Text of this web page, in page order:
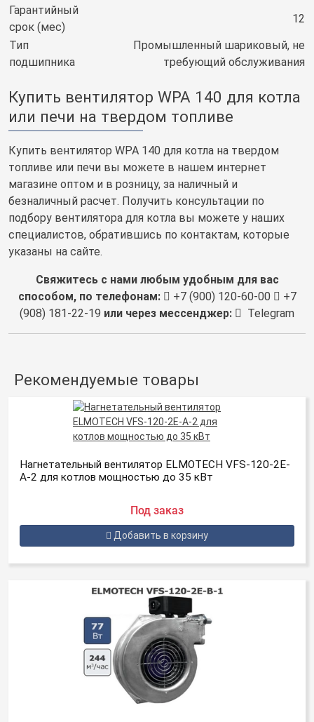
Гарантийный
срок (мес)
12
Тип
подшипника
Промышленный шариковый, не
требующий обслуживания
Купить вентилятор WPA 140 для котла
или печи на твердом топливе
Купить вентилятор WPA 140 для котла на твердом
топливе или печи вы можете в нашем интернет
магазине оптом и в розницу, за наличный и
безналичный расчет. Получить консультации по
подбору вентилятора для котла вы можете у наших
специалистов, обратившись по контактам, которые
указаны на сайте.
Свяжитесь с нами любым удобным для вас
способом, по телефонам:
+7 (900) 120-60-00
+7
(908) 181-22-19 или через мессенджер: Telegram
Рекомендуемые товары
Нагнетательный вентилятор ELMOTECH VFS-120-2E-
A-2 для котлов мощностью до 35 кBт
Под заказ
Добавить в корзину